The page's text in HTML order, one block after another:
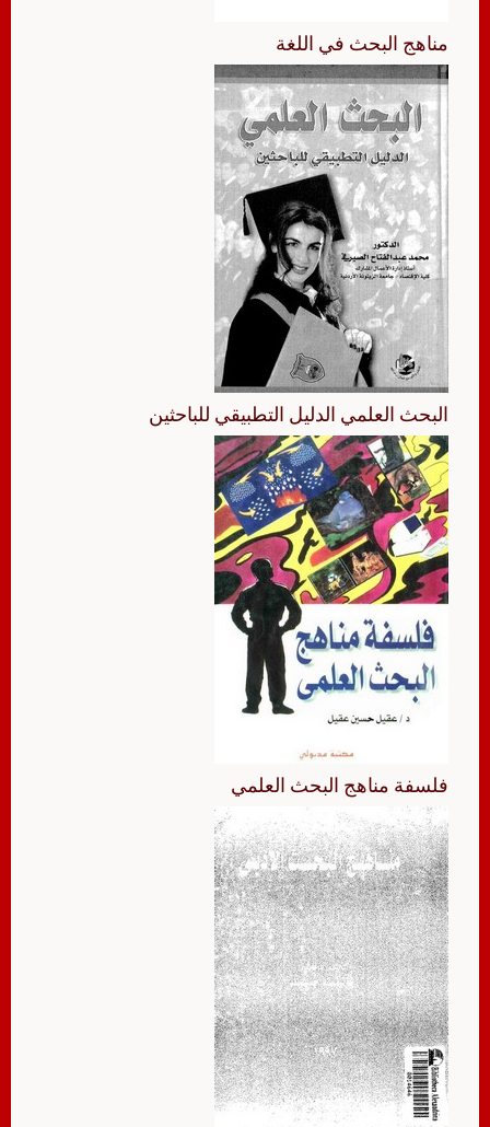
مناهج البحث في اللغة
البحث العلمي الدليل التطبيقي للباحثين
فلسفة مناهج البحث العلمي